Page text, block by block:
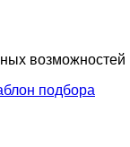
возможностей
подбора